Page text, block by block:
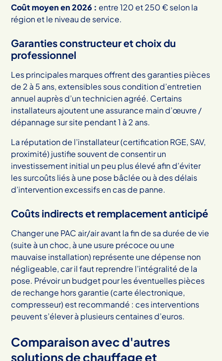
Coût moyen en 2026 : entre 120 et 250 € selon la
région et le niveau de service.
Garanties constructeur et choix du
professionnel
Les principales marques offrent des garanties pièces
de 2 à 5 ans, extensibles sous condition d’entretien
annuel auprès d’un technicien agréé. Certains
installateurs ajoutent une assurance main d’œuvre /
dépannage sur site pendant 1 à 2 ans.
La réputation de l’installateur (certification RGE, SAV,
proximité) justifie souvent de consentir un
investissement initial un peu plus élevé afin d’éviter
les surcoûts liés à une pose bâclée ou à des délais
d’intervention excessifs en cas de panne.
Coûts indirects et remplacement anticipé
Changer une PAC air/air avant la fin de sa durée de vie
(suite à un choc, à une usure précoce ou une
mauvaise installation) représente une dépense non
négligeable, car il faut reprendre l’intégralité de la
pose. Prévoir un budget pour les éventuelles pièces
de rechange hors garantie (carte électronique,
compresseur) est recommandé : ces interventions
peuvent s’élever à plusieurs centaines d’euros.
Comparaison avec d'autres
solutions de chauffage et